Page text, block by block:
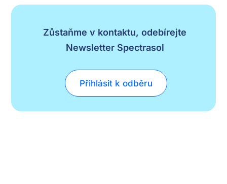
Zůstaňme v kontaktu, odebírejte
Newsletter Spectrasol
Přihlásit k odběru